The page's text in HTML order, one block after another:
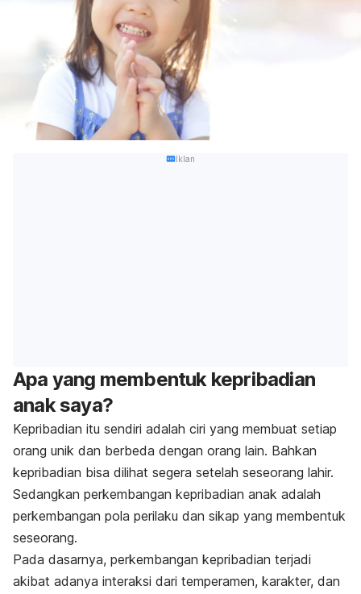
Iklan
Apa yang membentuk kepribadian
anak saya?
Kepribadian itu sendiri adalah ciri yang membuat setiap
orang unik dan berbeda dengan orang lain. Bahkan
kepribadian bisa dilihat segera setelah seseorang lahir.
Sedangkan perkembangan kepribadian anak adalah
perkembangan pola perilaku dan sikap yang membentuk
seseorang.
Pada dasarnya, perkembangan kepribadian terjadi
akibat adanya interaksi dari temperamen, karakter, dan